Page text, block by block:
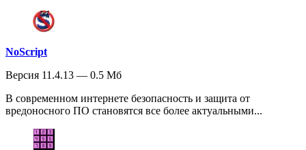
NoScript
Версия 11.4.13 — 0.5 Мб
В современном интернете безопасность и защита от
вредоносного ПО становятся все более актуальными...